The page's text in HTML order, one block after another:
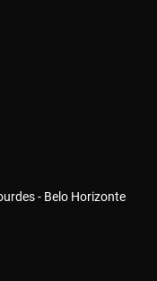
- Belo Horizonte